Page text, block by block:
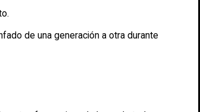
de una generación a otra durante